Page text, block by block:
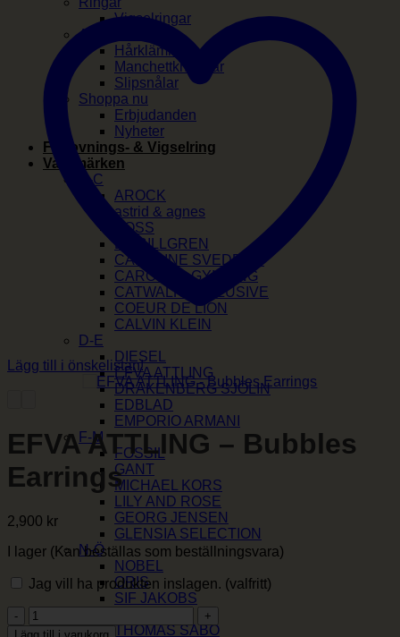
Vigselringar
Accessoarer
Hårklämmor
Manchettknappar
Slipsnålar
Shoppa nu
Erbjudanden
Nyheter
Förlovnings- & Vigselring
Varumärken
A-C
AROCK
astrid & agnes
BOSS
BY BILLGREN
CAROLINE SVEDBOM
CAROLINA GYNNING
CATWALK EXCLUSIVE
COEUR DE LION
CALVIN KLEIN
D-E
DIESEL
EFVA ATTLING
DRAKENBERG SJÖLIN
EDBLAD
EMPORIO ARMANI
F-M
FOSSIL
GANT
MICHAEL KORS
LILY AND ROSE
GEORG JENSEN
GLENSIA SELECTION
N-Ö
NOBEL
ORIS
SIF JAKOBS
THOMAS SABO
Lägg till i önskelistan!
EFVA ATTLING – Bubbles
Earrings
2,900 kr
I lager (Kan beställas som beställningsvara)
Jag vill ha produkten inslagen. (valfritt)
EFVA
ATTLING